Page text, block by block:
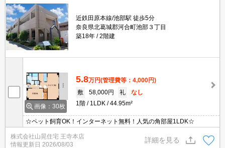
近鉄田原本線/池部駅 徒歩5分
奈良県北葛城郡河合町池部３丁目
築18年
2階建
画像：30枚
5.8万円(管理費等：4,000円)
敷
58,000円 礼
なし
1階
1LDK 44.95m²
☆ペット飼育OK！インターネット無料！人気の角部屋1LDK☆
株式会社山晃住宅 王寺本店
情報更新日 2026/08/03
詳細を見る